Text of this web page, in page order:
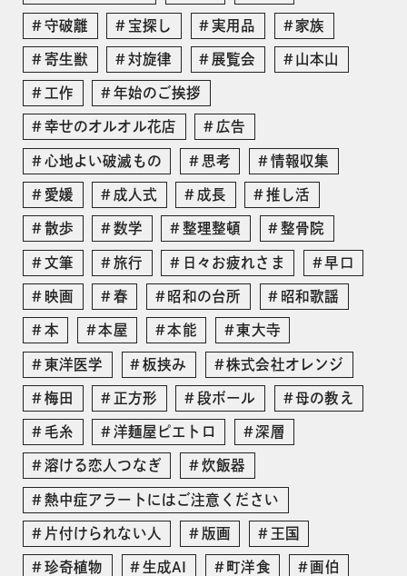
守破離 宝探し 実用品 家族
寄生獣 対旋律 展覧会 山本山
工作 年始のご挨拶
幸せのオルオル花店 広告
心地よい破滅もの 思考 情報収集
愛媛 成人式 成長 推し活
散歩 数学 整理整頓 整骨院
文筆 旅行 日々お疲れさま 早口
映画 春 昭和の台所 昭和歌謡
本 本屋 本能 東大寺
東洋医学 板挟み 株式会社オレンジ
梅田 正方形 段ボール 母の教え
毛糸 洋麺屋ピエトロ 深層
溶ける恋人つなぎ 炊飯器
熱中症アラートにはご注意ください
片付けられない人 版画 王国
珍奇植物 生成AI 町洋食 画伯